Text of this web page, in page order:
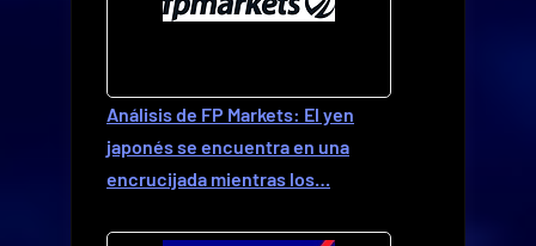
Análisis de FP Markets: El yen
japonés se encuentra en una
encrucijada mientras los…